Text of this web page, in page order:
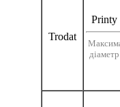
Trodat
Printy